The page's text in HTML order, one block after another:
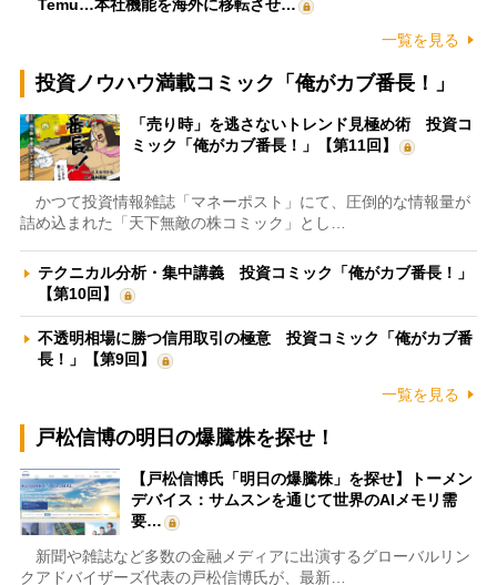
Temu…本社機能を海外に移転させ…
一覧を見る
投資ノウハウ満載コミック「俺がカブ番長！」
「売り時」を逃さないトレンド見極め術 投資コ
ミック「俺がカブ番長！」【第11回】
かつて投資情報雑誌「マネーポスト」にて、圧倒的な情報量が
詰め込まれた「天下無敵の株コミック」とし…
テクニカル分析・集中講義 投資コミック「俺がカブ番長！」
【第10回】
不透明相場に勝つ信用取引の極意 投資コミック「俺がカブ番
長！」【第9回】
一覧を見る
戸松信博の明日の爆騰株を探せ！
【戸松信博氏「明日の爆騰株」を探せ】トーメン
デバイス：サムスンを通じて世界のAIメモリ需
要…
新聞や雑誌など多数の金融メディアに出演するグローバルリン
クアドバイザーズ代表の戸松信博氏が、最新…